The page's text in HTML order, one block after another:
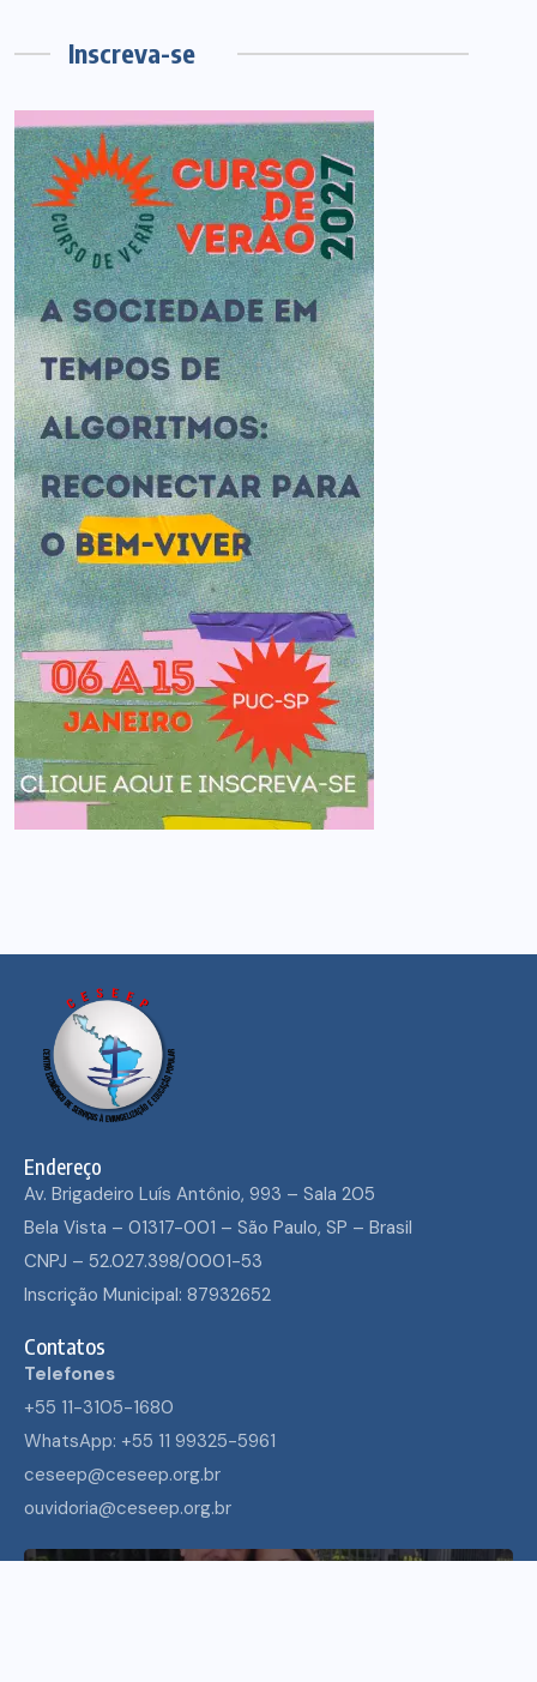
Inscreva-se
Endereço
Av. Brigadeiro Luís Antônio, 993 – Sala 205
Bela Vista – 01317-001 – São Paulo, SP – Brasil
CNPJ – 52.027.398/0001-53
Inscrição Municipal: 87932652
Contatos
Telefones
+55 11-3105-1680
WhatsApp: +55 11 99325-5961
ceseep@ceseep.org.br
ouvidoria@ceseep.org.br